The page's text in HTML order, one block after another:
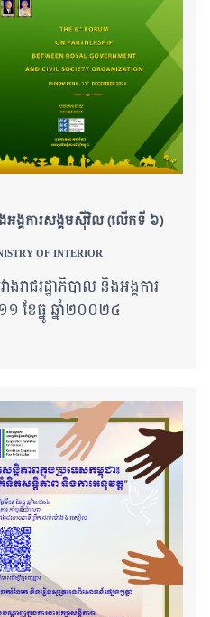
ងអង្គការសង្គមសុីវិល (លើកទី ៦)
OF INTERIOR
ងរាជរដ្ឋាភិបាល និងអង្គការ
ខែធ្នូ ឆ្នាំ២០០២៤